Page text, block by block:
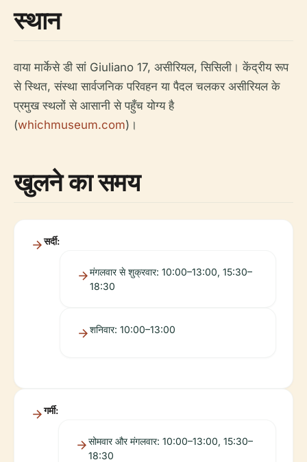
स्थान
वाया मार्केसे डी सां Giuliano 17, असीरियल, सिसिली। केंद्रीय रूप
से स्थित, संस्था सार्वजनिक परिवहन या पैदल चलकर असीरियल के
प्रमुख स्थलों से आसानी से पहुँच योग्य है
(whichmuseum.com)।
खुलने का समय
सर्दी:
मंगलवार से शुक्रवार: 10:00–13:00, 15:30–
18:30
शनिवार: 10:00–13:00
गर्मी:
सोमवार और मंगलवार: 10:00–13:00, 15:30–
18:30